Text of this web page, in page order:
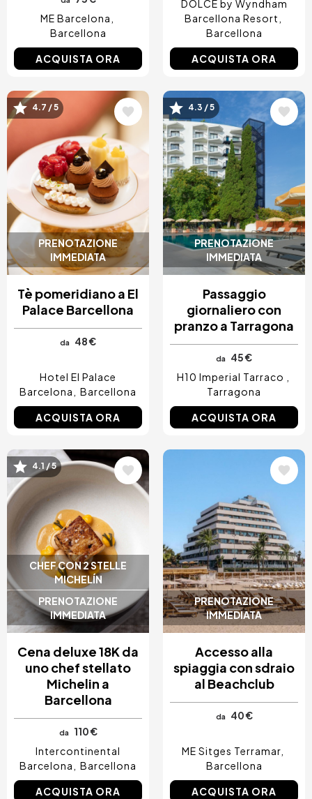
ME Barcelona
Barcellona
ACQUISTA ORA
DOLCE by Wyndham
Barcellona Resort
Barcellona
ACQUISTA ORA
PRENOTAZIONE
IMMEDIATA
Immagine
4.7 / 5
Tè pomeridiano a El
Palace Barcellona
da 48 €
Hotel El Palace
Barcelona
Barcellona
ACQUISTA ORA
PRENOTAZIONE
IMMEDIATA
Immagine
4.3 / 5
Passaggio
giornaliero con
pranzo a Tarragona
da
45 €
H10 Imperial Tarraco
Tarragona
ACQUISTA ORA
CHEF CON 2 STELLE
MICHELÍN
PRENOTAZIONE
IMMEDIATA
Immagine
4.1 / 5
Cena deluxe 18K da
uno chef stellato
Michelin a
Barcellona
da
110 €
Intercontinental
Barcelona
Barcellona
ACQUISTA ORA
PRENOTAZIONE
IMMEDIATA
Accesso alla
spiaggia con sdraio
al Beachclub
da 40 €
ME Sitges Terramar
Barcellona
ACQUISTA ORA